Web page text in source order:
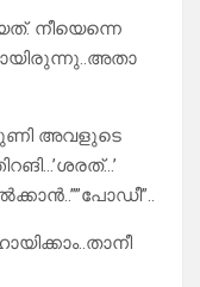
നീയെന്നെ
അവളുടെ